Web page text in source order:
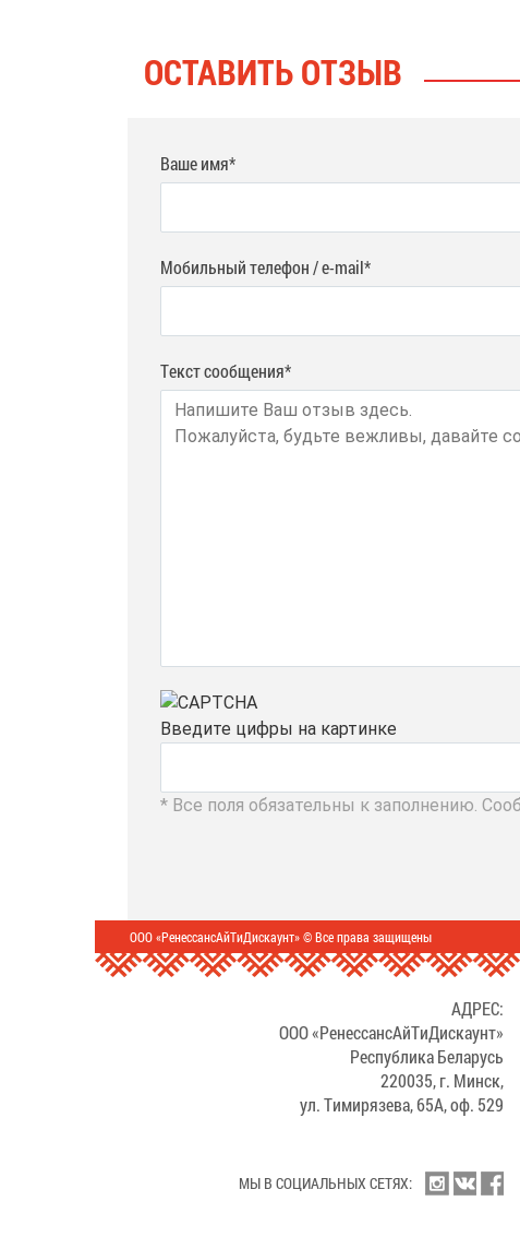
ОСТАВИТЬ ОТЗЫВ
Ваше имя*
Мобильный телефон / e-mail*
Текст сообщения*
Введите цифры на картинке
* Все поля обязательны к заполнению.
ООО «РенессансАйТиДискаунт» © Все права защищены
АДРЕС:
ООО «РенессансАйТиДискаунт»
Республика Беларусь
220035, г. Минск,
ул. Тимирязева, 65А, оф. 529
МЫ В СОЦИАЛЬНЫХ СЕТЯХ: